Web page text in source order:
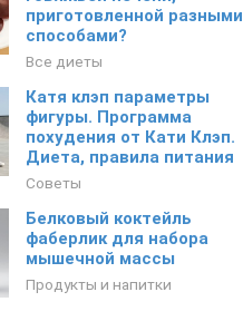
приготовленной разными
способами?
Все диеты
Катя клэп параметры
фигуры. Программа
похудения от Кати Клэп.
Диета, правила питания
Советы
Белковый коктейль
фаберлик для набора
мышечной массы
Продукты и напитки